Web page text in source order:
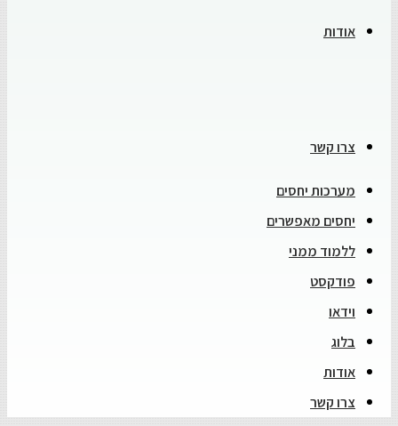
אודות
צרו קשר
מערכות יחסים
יחסים מאפשרים
ללמוד ממני
פודקסט
וידאו
בלוג
אודות
צרו קשר